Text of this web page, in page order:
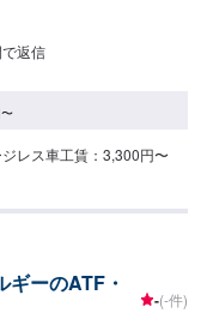
返信
〜
レス車工賃：3,300円〜
ーのATF・
-(-件)